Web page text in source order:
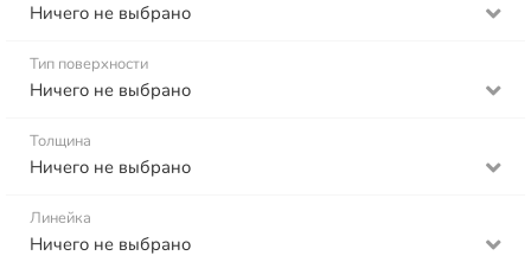
Ничего не выбрано
Тип поверхности
Ничего не выбрано
Толщина
Ничего не выбрано
Линейка
Ничего не выбрано